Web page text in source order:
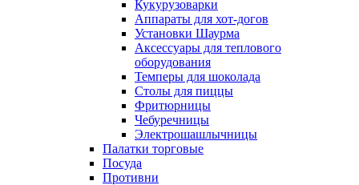
Кукурузоварки
Аппараты для хот-догов
Установки Шаурма
Аксессуары для теплового
оборудования
Темперы для шоколада
Столы для пиццы
Фритюрницы
Чебуречницы
Электрошашлычницы
Палатки торговые
Посуда
Противни